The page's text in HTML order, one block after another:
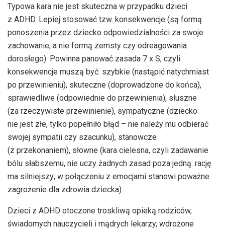
Typowa kara nie jest skuteczna w przypadku dzieci
z ADHD. Lepiej stosować tzw. konsekwencje (są formą
ponoszenia przez dziecko odpowiedzialności za swoje
zachowanie, a nie formą zemsty czy odreagowania
dorosłego). Powinna panować zasada 7 x S, czyli
konsekwencje muszą być: szybkie (nastąpić natychmiast
po przewinieniu), skuteczne (doprowadzone do końca),
sprawiedliwe (odpowiednie do przewinienia), słuszne
(za rzeczywiste przewinienie), sympatyczne (dziecko
nie jest złe, tylko popełniło błąd – nie należy mu odbierać
swojej sympatii czy szacunku), stanowcze
(z przekonaniem), słowne (kara cielesna, czyli zadawanie
bólu słabszemu, nie uczy żadnych zasad poza jedną: rację
ma silniejszy; w połączeniu z emocjami stanowi poważne
zagrożenie dla zdrowia dziecka).
Dzieci z ADHD otoczone troskliwą opieką rodziców,
świadomych nauczycieli i mądrych lekarzy, wdrożone